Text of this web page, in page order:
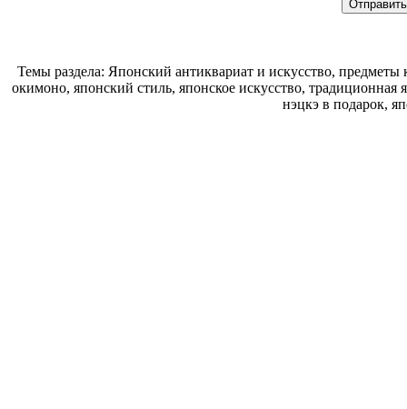
Темы раздела: Японский антиквариат и искусство,
окимоно, японский стиль, японское искусство,
нэцкэ в подарок,